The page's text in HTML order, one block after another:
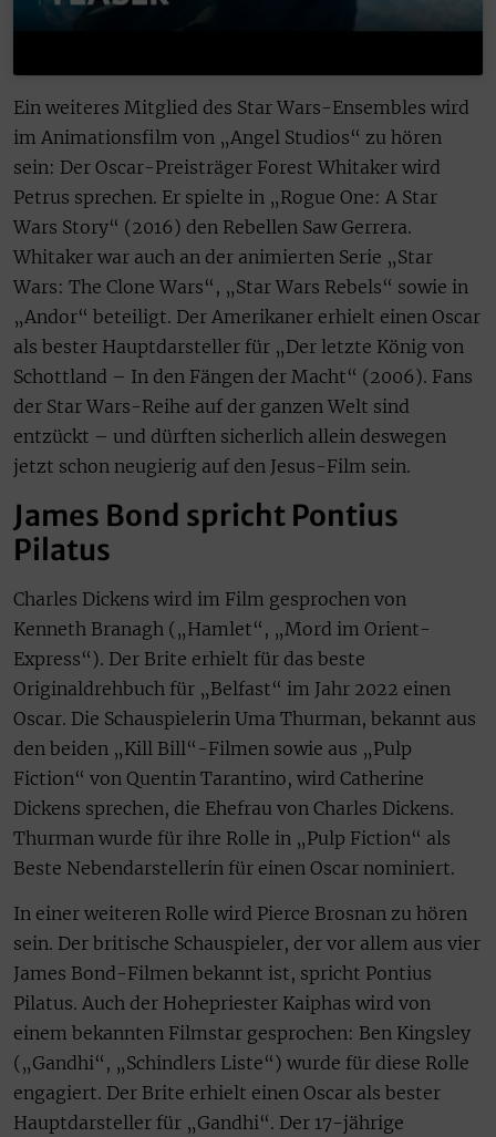
Ein weiteres Mitglied des Star Wars-Ensembles wird
im Animationsfilm von „Angel Studios“ zu hören
sein: Der Oscar-Preisträger Forest Whitaker wird
Petrus sprechen. Er spielte in „Rogue One: A Star
Wars Story“ (2016) den Rebellen Saw Gerrera.
Whitaker war auch an der animierten Serie „Star
Wars: The Clone Wars“, „Star Wars Rebels“ sowie in
„Andor“ beteiligt. Der Amerikaner erhielt einen Oscar
als bester Hauptdarsteller für „Der letzte König von
Schottland – In den Fängen der Macht“ (2006). Fans
der Star Wars-Reihe auf der ganzen Welt sind
entzückt – und dürften sicherlich allein deswegen
jetzt schon neugierig auf den Jesus-Film sein.
James Bond spricht Pontius
Pilatus
Charles Dickens wird im Film gesprochen von
Kenneth Branagh („Hamlet“, „Mord im Orient-
Express“). Der Brite erhielt für das beste
Originaldrehbuch für „Belfast“ im Jahr 2022 einen
Oscar. Die Schauspielerin Uma Thurman, bekannt aus
den beiden „Kill Bill“-Filmen sowie aus „Pulp
Fiction“ von Quentin Tarantino, wird Catherine
Dickens sprechen, die Ehefrau von Charles Dickens.
Thurman wurde für ihre Rolle in „Pulp Fiction“ als
Beste Nebendarstellerin für einen Oscar nominiert.
In einer weiteren Rolle wird Pierce Brosnan zu hören
sein. Der britische Schauspieler, der vor allem aus vier
James Bond-Filmen bekannt ist, spricht Pontius
Pilatus. Auch der Hohepriester Kaiphas wird von
einem bekannten Filmstar gesprochen: Ben Kingsley
(„Gandhi“, „Schindlers Liste“) wurde für diese Rolle
engagiert. Der Brite erhielt einen Oscar als bester
Hauptdarsteller für „Gandhi“. Der 17-jährige